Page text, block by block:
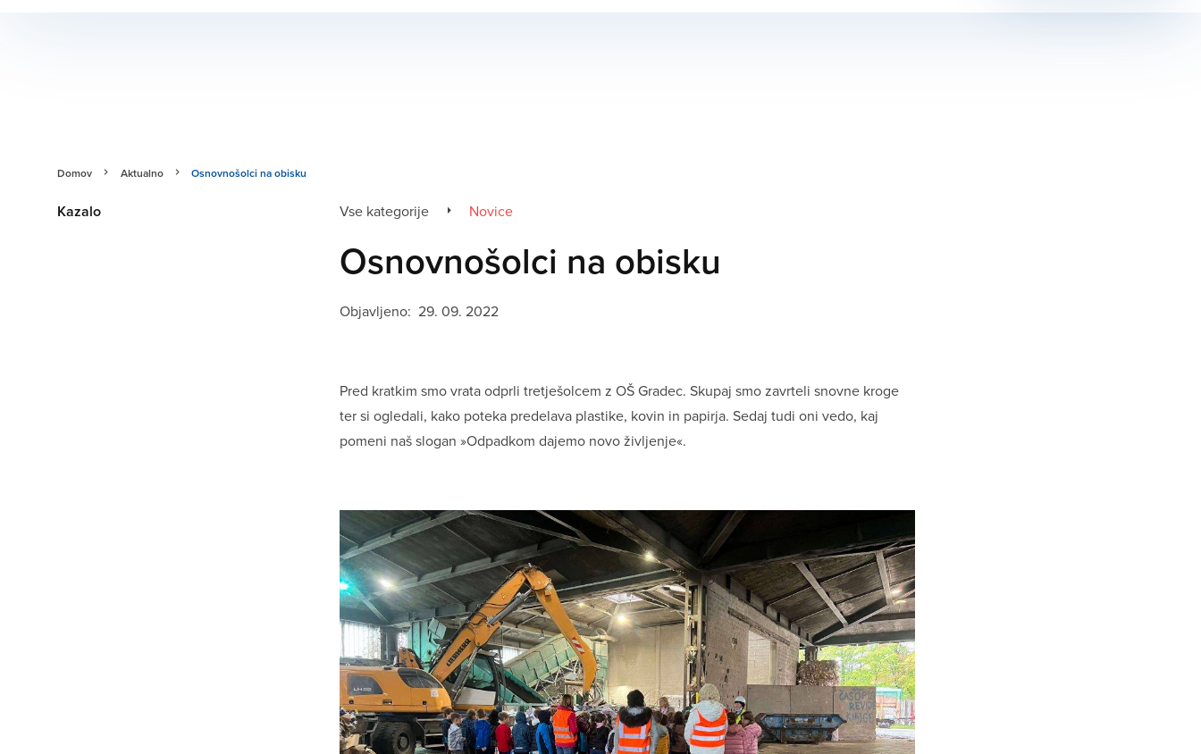
Domov Aktualno Osnovnošolci na obisku
Kazalo Vse kategorije Novice
Osnovnošolci na obisku
Objavljeno: 29. 09. 2022
Pred kratkim smo vrata odprli tretješolcem z OŠ Gradec. Skupaj smo zavrteli snovne kroge
ter si ogledali, kako poteka predelava plastike, kovin in papirja. Sedaj tudi oni vedo, kaj
pomeni naš slogan »Odpadkom dajemo novo življenje«.